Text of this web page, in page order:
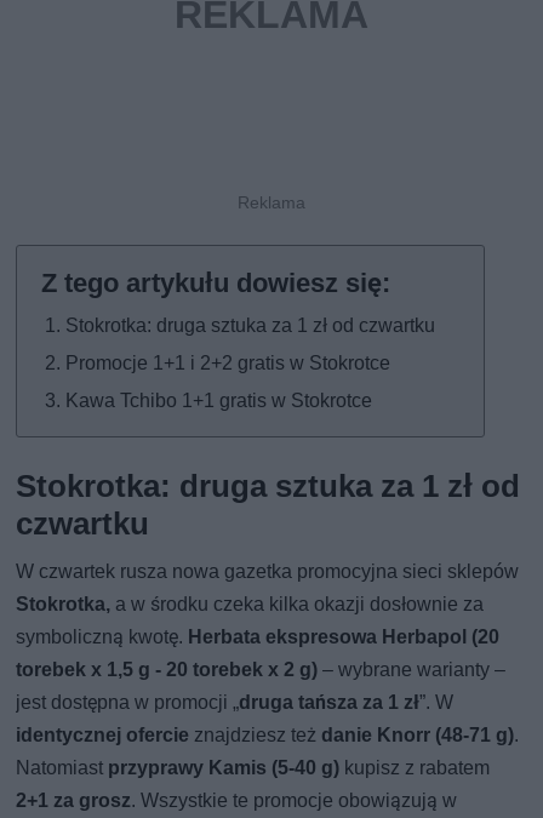
Stokrotka: druga sztuka za 1 zł od czwartku
Promocje 1+1 i 2+2 gratis w Stokrotce
Kawa Tchibo 1+1 gratis w Stokrotce
Stokrotka: druga sztuka za 1 zł od
czwartku
W czwartek rusza nowa gazetka promocyjna sieci sklepów
Stokrotka, a w środku czeka kilka okazji dosłownie za
symboliczną kwotę. Herbata ekspresowa Herbapol (20
torebek x 1,5 g - 20 torebek x 2 g) – wybrane warianty –
jest dostępna w promocji „druga tańsza za 1 zł”. W
identycznej ofercie znajdziesz też danie Knorr (48-71 g).
Natomiast przyprawy Kamis (5-40 g) kupisz z rabatem
2+1 za grosz. Wszystkie te promocje obowiązują w